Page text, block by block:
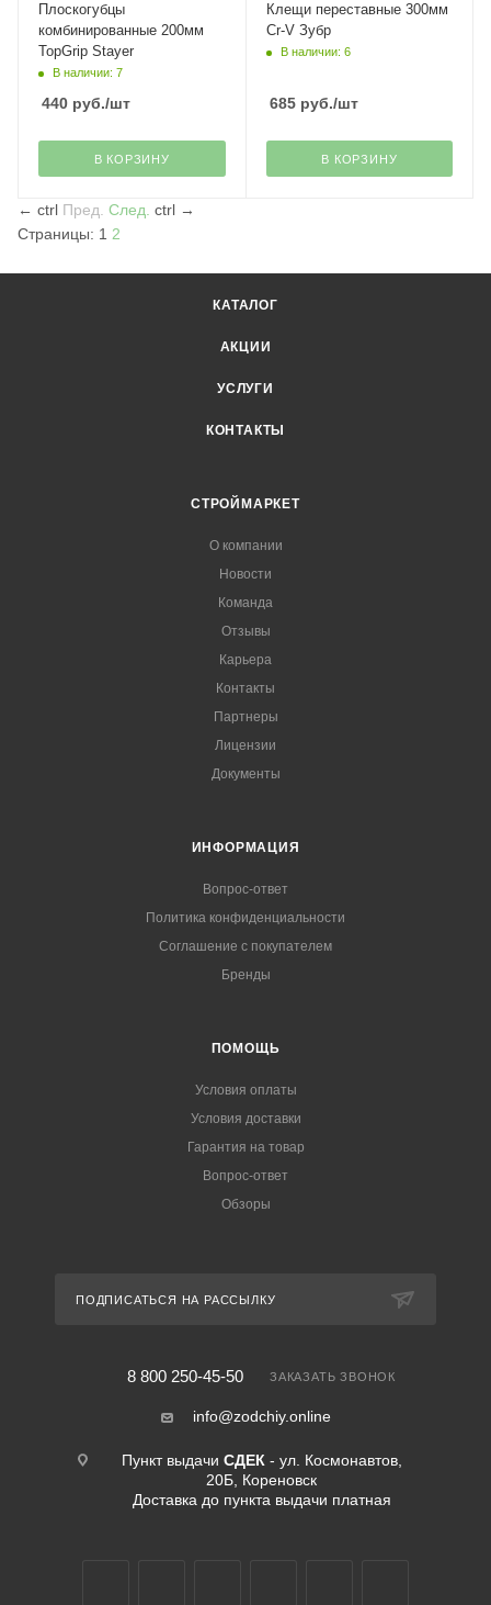
Плоскогубцы
комбинированные 200мм
TopGrip Stayer
В наличии: 7
440 руб./шт
В КОРЗИНУ
Клещи переставные 300мм
Cr-V Зубр
В наличии: 6
685руб./шт
В КОРЗИНУ
← ctrl Пред. След. ctrl →
Страницы: 1 2
КАТАЛОГ
АКЦИИ
УСЛУГИ
КОНТАКТЫ
СТРОЙМАРКЕТ
О компании
Новости
Команда
Отзывы
Карьера
Контакты
Партнеры
Лицензии
Документы
ИНФОРМАЦИЯ
Вопрос-ответ
Политика конфиденциальности
Соглашение с покупателем
Бренды
ПОМОЩЬ
Условия оплаты
Условия доставки
Гарантия на товар
Вопрос-ответ
Обзоры
ПОДПИСАТЬСЯ НА РАССЫЛКУ
8 800 250-45-50 ЗАКАЗАТЬ ЗВОНОК
info@zodchiy.online
Пункт выдачи СДЕК - ул. Космонавтов,
20Б, Кореновск
Доставка до пункта выдачи платная